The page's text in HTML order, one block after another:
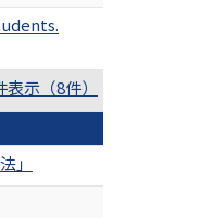
表示（8件）
」